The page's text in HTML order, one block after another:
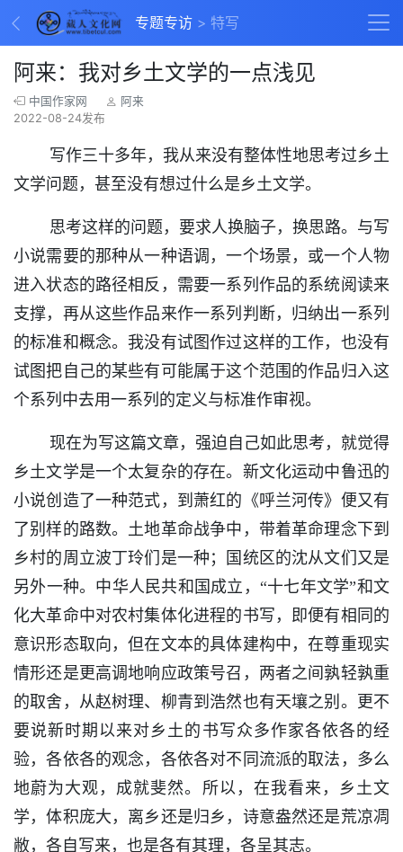
专题专访 特写
阿来：我对乡土文学的一点浅见
中国作家网
阿来
2022-08-24发布
写作三十多年，我从来没有整体性地思考过乡土
文学问题，甚至没有想过什么是乡土文学。
思考这样的问题，要求人换脑子，换思路。与写
小说需要的那种从一种语调，一个场景，或一个人物
进入状态的路径相反，需要一系列作品的系统阅读来
支撑，再从这些作品来作一系列判断，归纳出一系列
的标准和概念。我没有试图作过这样的工作，也没有
试图把自己的某些有可能属于这个范围的作品归入这
个系列中去用一系列的定义与标准作审视。
现在为写这篇文章，强迫自己如此思考，就觉得
乡土文学是一个太复杂的存在。新文化运动中鲁迅的
小说创造了一种范式，到萧红的《呼兰河传》便又有
了别样的路数。土地革命战争中，带着革命理念下到
乡村的周立波丁玲们是一种；国统区的沈从文们又是
另外一种。中华人民共和国成立，“十七年文学”和文
化大革命中对农村集体化进程的书写，即便有相同的
意识形态取向，但在文本的具体建构中，在尊重现实
情形还是更高调地响应政策号召，两者之间孰轻孰重
的取舍，从赵树理、柳青到浩然也有天壤之别。更不
要说新时期以来对乡土的书写众多作家各依各的经
验，各依各的观念，各依各对不同流派的取法，多么
地蔚为大观，成就斐然。所以，在我看来，乡土文
学，体积庞大，离乡还是归乡，诗意盎然还是荒凉凋
敝，各自写来，也是各有其理，各呈其志。